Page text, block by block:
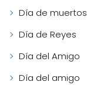
Día de muertos
Día de Reyes
Día del Amigo
Día del amigo